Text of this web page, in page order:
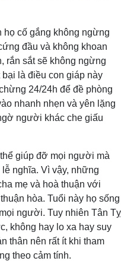
họ cố gắng không ngừng
đầu và không khoan
rắn sắt sẽ không ngừng
là điều con giáp này
24/24h để đề phòng
nhanh nhẹn và yên lặng
người khác che giấu
giúp đỡ mọi người mà
nghĩa. Vì vậy, những
mẹ và hoà thuận với
hòa. Tuổi này họ sống
người. Tuy nhiên Tân Tỵ
không hay lo xa hay suy
thân nên rất ít khi tham
theo cảm tính.